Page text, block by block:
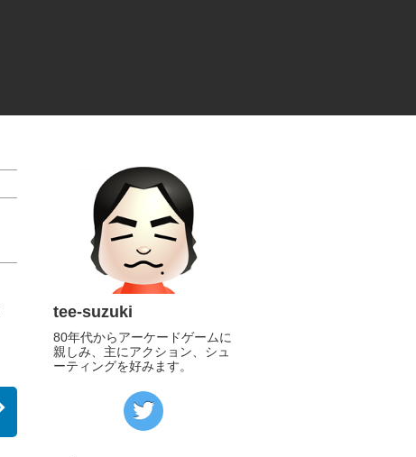
tee-suzuki
80年代からアーケードゲームに
親しみ、主にアクション、シュ
ーティングを好みます。
https://twitter.com/tee_suzuki
の